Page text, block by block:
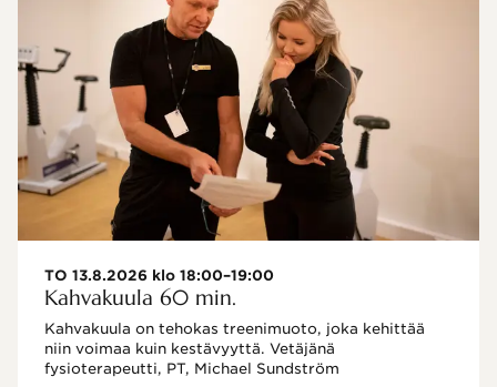
TO 13.8.2026 klo 18:00–19:00
Kahvakuula 60 min.
Kahvakuula on tehokas treenimuoto, joka kehittää
niin voimaa kuin kestävyyttä. Vetäjänä
fysioterapeutti, PT, Michael Sundström